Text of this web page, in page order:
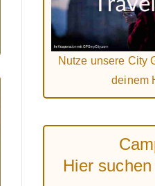
Nutze unsere City
deinem
Hier